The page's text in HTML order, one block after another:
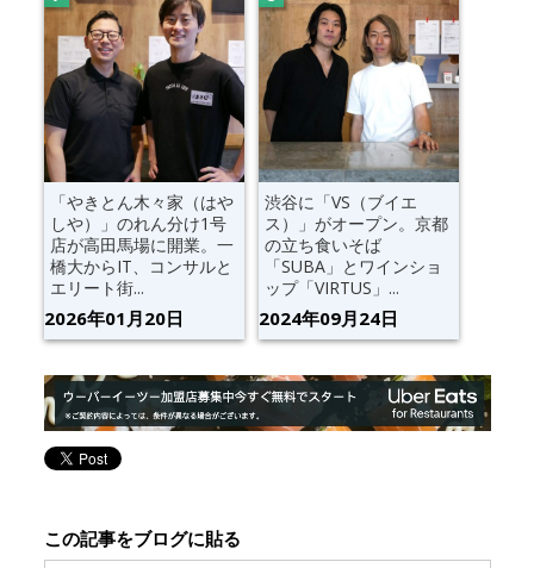
「やきとん木々家（はや
しや）」のれん分け1号
店が高田馬場に開業。一
橋大からIT、コンサルと
エリート街...
2026年01月20日
渋谷に「VS（ブイエ
ス）」がオープン。京都
の立ち食いそば
「SUBA」とワインショ
ップ「VIRTUS」...
2024年09月24日
この記事をブログに貼る